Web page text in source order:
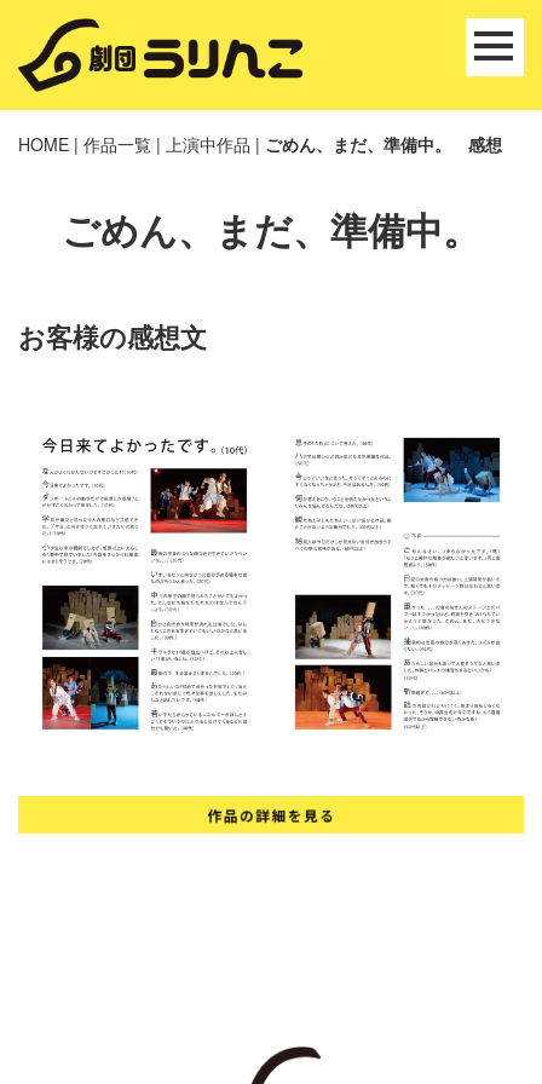
HOME | 作品一覧 | 上演中作品 | ごめん、まだ、準備中。 感想
ごめん、まだ、準備中。
お客様の感想文